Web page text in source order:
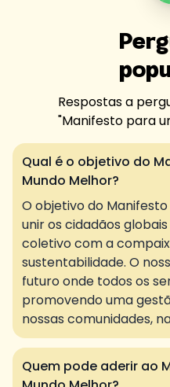
Respostas a
"Manifesto para
Qual é o objetivo do
Mundo Melhor?
O objetivo do
unir os cidadãos
coletivo com a
sustentabilidade. O
futuro onde todos os
promovendo uma
nossas comunidades,
Quem pode aderir ao